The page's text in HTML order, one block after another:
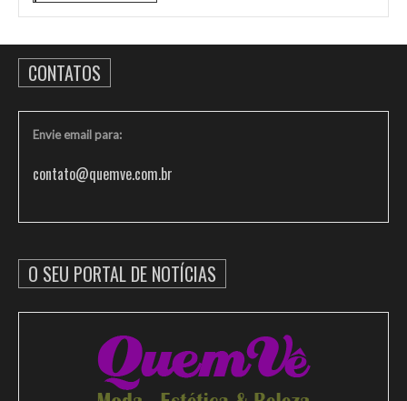
CONTATOS
Envie email para:
contato@quemve.com.br
O SEU PORTAL DE NOTÍCIAS